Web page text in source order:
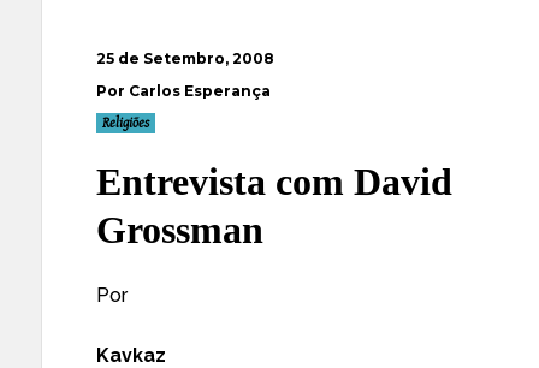
25 de Setembro, 2008
Por Carlos Esperança
Religiões
Entrevista com David
Grossman
Por
Kavkaz